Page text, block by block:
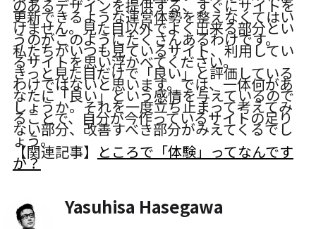
のあるデザインを提供する、すぐにサイトを
更新できるような運営体勢を整えなくてはい
けません。見た目以外でよく出来る部分とい
うのがこのようにたくさんあるわけです。
私たちがいつも見ているサイト、利用してい
るサイトを思い浮かべてください。
きっと見た目だけで「良い」と評価している
わけではないと思います。では、一体何があ
なたに「良い」という感情を与えているので
しょうか。それを一度立ち止まって考えてみ
ることで、自分が今作っているサイトの足り
ない部分、改善すべき部分がみえてくるでし
ょう。
【関連記事】 ところで「体験」ってなんです
か？
Yasuhisa Hasegawa